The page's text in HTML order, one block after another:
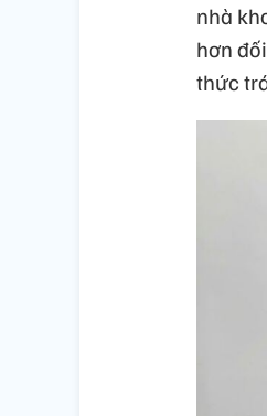
nhà
hơn
thức